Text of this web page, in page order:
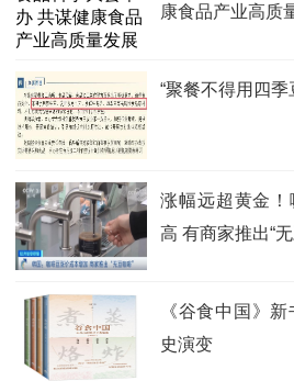
康食品产业高质
“聚餐不得用四季
涨幅远超黄金
高 有商家推出“
《谷食中国》
史演变